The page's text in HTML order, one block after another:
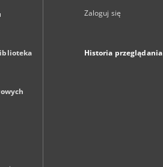
Zaloguj się
Historia przeglądania